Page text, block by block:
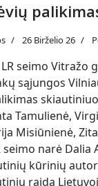
26 Birželio 26
seimo Vitražo
sąjungos
Tamulienė,
Misiūnienė,
narė Dalia
kūrinių
raidą